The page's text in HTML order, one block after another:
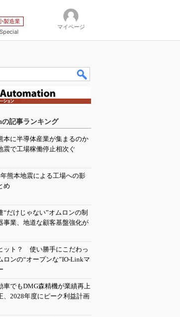
製造業
Special
マイページ
記事ランキング
本に半導体産業が集まるのか
で工場稼働停止相次ぐ
熊本地震による工場への影
め
“だけじゃない”オムロンの制
事業、地道な顧客基盤強化が
ット？ 使い勝手にこだわっ
ロンの“オープンな”IO-Linkマ
車でもDMG森精機が業績再上
、2028年度にピーク利益計画